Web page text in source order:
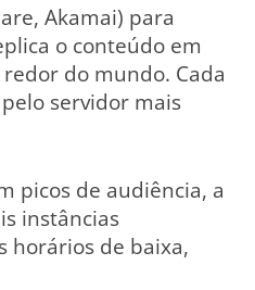
Akamai) para
o conteúdo em
do mundo. Cada
servidor mais
picos de audiência, a
instâncias
horários de baixa,